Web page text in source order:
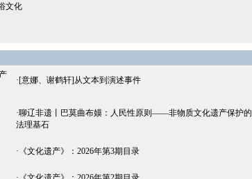
文化
·[意娜、谢鹤轩]从文本到演述事件
·聊辽非遗丨巴莫曲布嫫：人民性原则——非物质文化遗产保护的
法理基石
· 《文化遗产》：2026年第3期目录